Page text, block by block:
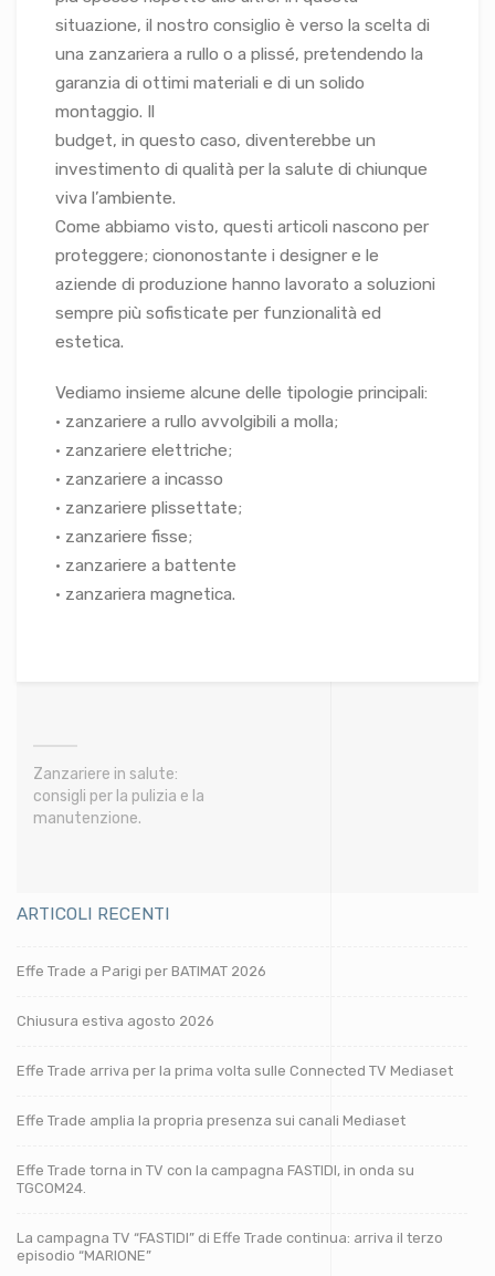
situazione, il nostro consiglio è verso la scelta di
una zanzariera a rullo o a plissé, pretendendo la
garanzia di ottimi materiali e di un solido
montaggio. Il
budget, in questo caso, diventerebbe un
investimento di qualità per la salute di chiunque
viva l’ambiente.
Come abbiamo visto, questi articoli nascono per
proteggere; ciononostante i designer e le
aziende di produzione hanno lavorato a soluzioni
sempre più sofisticate per funzionalità ed
estetica.
Vediamo insieme alcune delle tipologie principali:
• zanzariere a rullo avvolgibili a molla;
• zanzariere elettriche;
• zanzariere a incasso
• zanzariere plissettate;
• zanzariere fisse;
• zanzariere a battente
• zanzariera magnetica.
Zanzariere in salute:
consigli per la pulizia e la
manutenzione.
ARTICOLI RECENTI
Effe Trade a Parigi per BATIMAT 2026
Chiusura estiva agosto 2026
Effe Trade arriva per la prima volta sulle Connected TV Mediaset
Effe Trade amplia la propria presenza sui canali Mediaset
Effe Trade torna in TV con la campagna FASTIDI, in onda su
TGCOM24.
La campagna TV “FASTIDI” di Effe Trade continua: arriva il terzo
episodio “MARIONE”